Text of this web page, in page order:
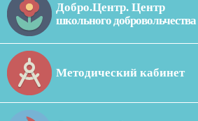
Добро.Центр. Центр
школьного добровольчества
Методический кабинет